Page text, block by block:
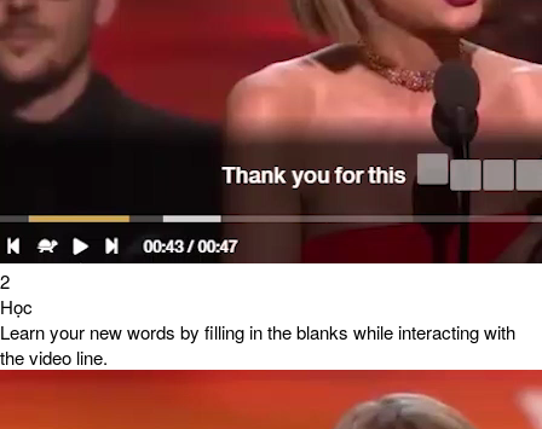
2
Học
Learn your new words by filling in the blanks while interacting with
the video line.